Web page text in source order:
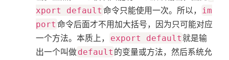
xport default 命令只能使用一次。所以，
im
port 命令后面才不用加大括号，因为只可能对应
一个方法。本质上，
export default就是输
出一个叫做default 的变量或方法，然后系统允